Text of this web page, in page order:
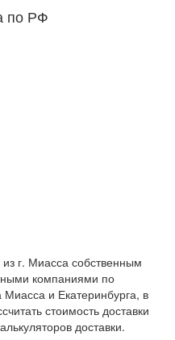
по РФ
г. Миасса собственным
компаниями по
Миасса и Екатеринбурга, в
стоимость доставки
доставки.